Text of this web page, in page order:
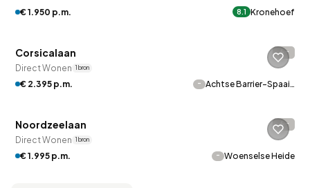
€ 1.950 p.m.
8.1 Kronehoef
Betaald reageren
Corsicalaan -
Direct Wonen 1 bron
€ 2.395 p.m. - Achtse Barrier-Spaai…
Betaald reageren
Noordzeelaan -
Direct Wonen 1 bron
€ 1.995 p.m. - Woenselse Heide